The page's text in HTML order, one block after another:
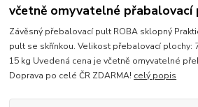
včetně omyvatelné přabalovací
Závěsný přebalovací pult ROBA sklopný
pult se skřínkou. Velikost přebalovací plochy:
15 kg Uvedená cena je včetně omyvatelné
Doprava po celé ČR ZDARMA! celý popis